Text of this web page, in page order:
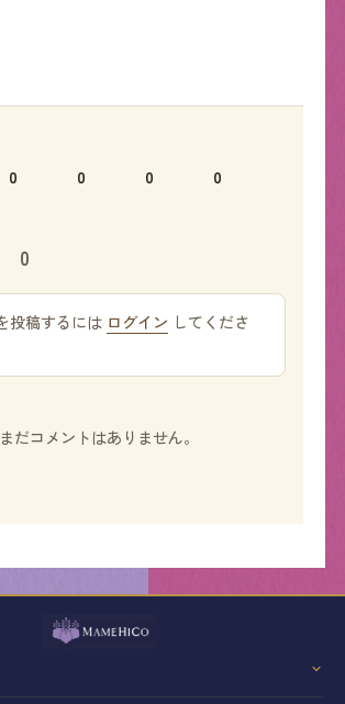
0 0 0 0
0
投稿するには ログイン してくださ
まだコメントはありません。